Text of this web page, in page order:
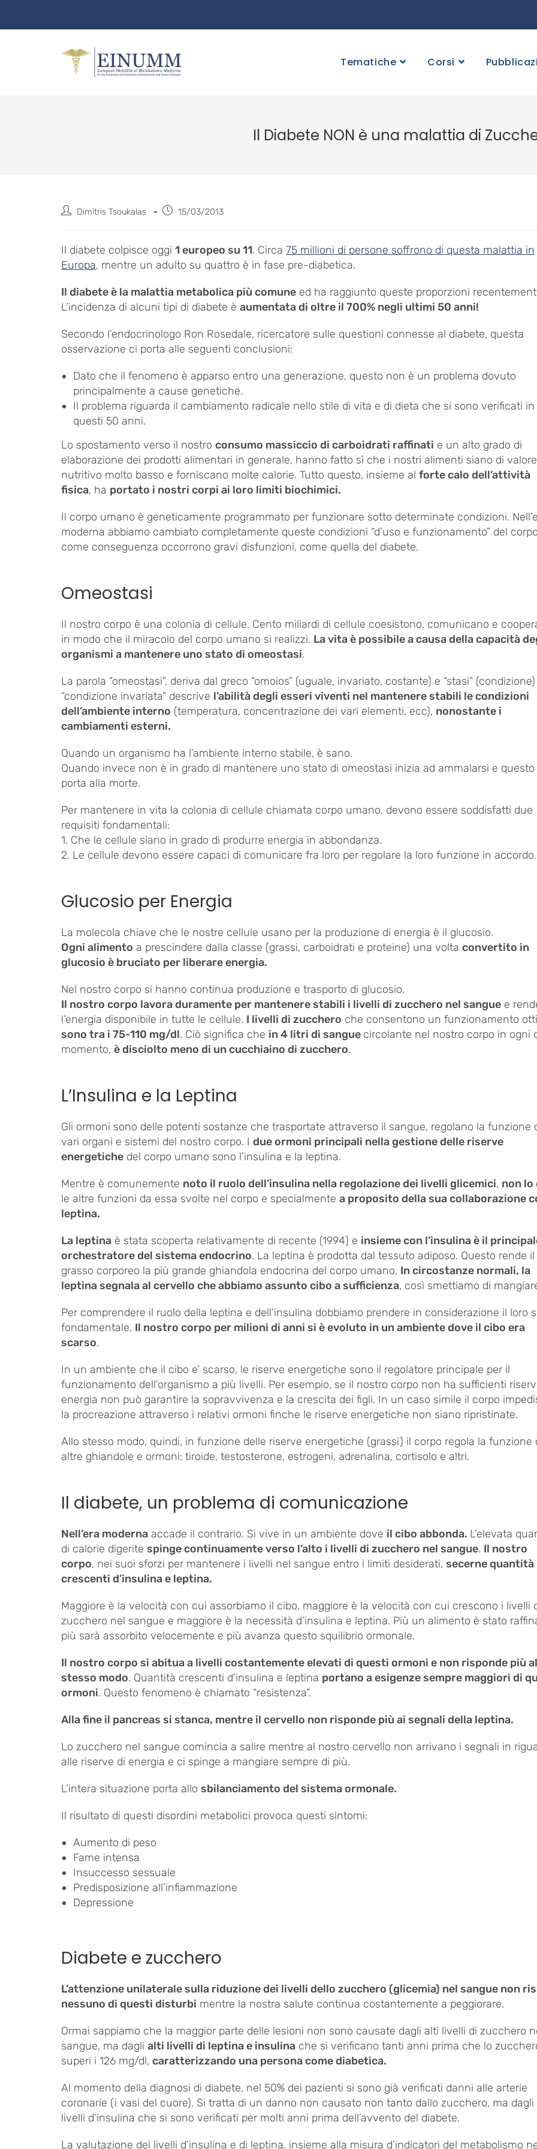
Tematiche Corsi
Il Diabete NON è una malattia di
Dimitris Tsoukalas 15/03/2013
Il diabete colpisce oggi 1 europeo su 11. Circa 75 millioni di persone soffrono di questa malattia in
Europa, mentre un adulto su quattro è in fase pre-diabetica.
Il diabete è la malattia metabolica più comune ed ha raggiunto queste proporzioni
L’incidenza di alcuni tipi di diabete è aumentata di oltre il 700% negli ultimi 50 anni!
Secondo l’endocrinologo Ron Rosedale, ricercatore sulle questioni connesse al diabete, questa
osservazione ci porta alle seguenti conclusioni:
Dato che il fenomeno è apparso entro una generazione, questo non è un problema dovuto
principalmente a cause genetiche.
Il problema riguarda il cambiamento radicale nello stile di vita e di dieta che si sono verificati in
questi 50 anni.
Lo spostamento verso il nostro consumo massiccio di carboidrati raffinati e un alto grado di
elaborazione dei prodotti alimentari in generale, hanno fatto sì che i nostri alimenti siano di valore
nutritivo molto basso e forniscano molte calorie. Tutto questo, insieme al forte calo dell’attività
fisica, ha portato i nostri corpi ai loro limiti biochimici.
Il corpo umano è geneticamente programmato per funzionare sotto determinate condizioni.
moderna abbiamo cambiato completamente queste condizioni “d’uso e funzionamento” del
come conseguenza occorrono gravi disfunzioni, come quella del diabete.
Omeostasi
Il nostro corpo è una colonia di cellule. Cento miliardi di cellule coesistono, comunicano e
in modo che il miracolo del corpo umano si realizzi. La vita è possibile a causa della capacità
organismi a mantenere uno stato di omeostasi.
La parola “omeostasi”, deriva dal greco “omoios” (uguale, invariato, costante) e “stasi” (condizione)
“condizione invariata” descrive l’abilità degli esseri viventi nel mantenere stabili le condizioni
dell’ambiente interno (temperatura, concentrazione dei vari elementi, ecc), nonostante i
cambiamenti esterni.
Quando un organismo ha l’ambiente interno stabile, è sano.
Quando invece non è in grado di mantenere uno stato di omeostasi inizia ad ammalarsi e questo
porta alla morte.
Per mantenere in vita la colonia di cellule chiamata corpo umano, devono essere soddisfatti due
requisiti fondamentali:
1. Che le cellule siano in grado di produrre energia in abbondanza.
2. Le cellule devono essere capaci di comunicare fra loro per regolare la loro funzione in accordo.
Glucosio per Energia
La molecola chiave che le nostre cellule usano per la produzione di energia è il glucosio.
Ogni alimento a prescindere dalla classe (grassi, carboidrati e proteine) una volta convertito in
glucosio è bruciato per liberare energia.
Nel nostro corpo si hanno continua produzione e trasporto di glucosio.
Il nostro corpo lavora duramente per mantenere stabili i livelli di zucchero nel sangue e
l’energia disponibile in tutte le cellule. I livelli di zucchero che consentono un funzionamento
sono tra i 75-110 mg/dl. Ciò significa che in 4 litri di sangue circolante nel nostro corpo in ogni
momento, è disciolto meno di un cucchiaino di zucchero.
L’Insulina e la Leptina
Gli ormoni sono delle potenti sostanze che trasportate attraverso il sangue, regolano la funzione
vari organi e sistemi del nostro corpo. I due ormoni principali nella gestione delle riserve
energetiche del corpo umano sono l’insulina e la leptina.
Mentre è comunemente noto il ruolo dell’insulina nella regolazione dei livelli glicemici, non lo
le altre funzioni da essa svolte nel corpo e specialmente a proposito della sua collaborazione
leptina.
La leptina è stata scoperta relativamente di recente (1994) e insieme con l’insulina è il
orchestratore del sistema endocrino. La leptina è prodotta dal tessuto adiposo. Questo rende il
grasso corporeo la più grande ghiandola endocrina del corpo umano. In circostanze normali, la
leptina segnala al cervello che abbiamo assunto cibo a sufficienza, così smettiamo di
Per comprendere il ruolo della leptina e dell’insulina dobbiamo prendere in considerazione il loro
fondamentale. Il nostro corpo per milioni di anni si è evoluto in un ambiente dove il cibo era
scarso.
In un ambiente che il cibo e’ scarso, le riserve energetiche sono il regolatore principale per il
funzionamento dell’organismo a più livelli. Per esempio, se il nostro corpo non ha sufficienti
energia non può garantire la sopravvivenza e la crescita dei figli. In un caso simile il corpo
la procreazione attraverso i relativi ormoni finche le riserve energetiche non siano ripristinate.
Allo stesso modo, quindi, in funzione delle riserve energetiche (grassi) il corpo regola la funzione
altre ghiandole e ormoni: tiroide, testosterone, estrogeni, adrenalina, cortisolo e altri.
Il diabete, un problema di comunicazione
Nell’era moderna accade il contrario. Si vive in un ambiente dove il cibo abbonda. L’elevata
di calorie digerite spinge continuamente verso l’alto i livelli di zucchero nel sangue. Il nostro
corpo, nei suoi sforzi per mantenere i livelli nel sangue entro i limiti desiderati, secerne quantità
crescenti d’insulina e leptina.
Maggiore è la velocità con cui assorbiamo il cibo, maggiore è la velocità con cui crescono i livelli
zucchero nel sangue e maggiore è la necessità d’insulina e leptina. Più un alimento è stato
più sarà assorbito velocemente e più avanza questo squilibrio ormonale.
Il nostro corpo si abitua a livelli costantemente elevati di questi ormoni e non risponde più
stesso modo. Quantità crescenti d’insulina e leptina portano a esigenze sempre maggiori di
ormoni. Questo fenomeno è chiamato “resistenza”.
Alla fine il pancreas si stanca, mentre il cervello non risponde più ai segnali della leptina.
Lo zucchero nel sangue comincia a salire mentre al nostro cervello non arrivano i segnali in
alle riserve di energia e ci spinge a mangiare sempre di più.
L’intera situazione porta allo sbilanciamento del sistema ormonale.
Il risultato di questi disordini metabolici provoca questi sintomi:
Aumento di peso
Fame intensa
Insuccesso sessuale
Predisposizione all’infiammazione
Depressione
Diabete e zucchero
L’attenzione unilaterale sulla riduzione dei livelli dello zucchero (glicemia) nel sangue non
nessuno di questi disturbi mentre la nostra salute continua costantemente a peggiorare.
Ormai sappiamo che la maggior parte delle lesioni non sono causate dagli alti livelli di zucchero
sangue, ma dagli alti livelli di leptina e insulina che si verificano tanti anni prima che lo
superi i 126 mg/dl, caratterizzando una persona come diabetica.
Al momento della diagnosi di diabete, nel 50% dei pazienti si sono già verificati danni alle arterie
coronarie (i vasi del cuore). Si tratta di un danno non causato non tanto dallo zucchero, ma dagli
livelli d’insulina che si sono verificati per molti anni prima dell’avvento del diabete.
La valutazione dei livelli d’insulina e di leptina, insieme alla misura d’indicatori del metabolismo